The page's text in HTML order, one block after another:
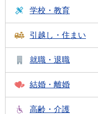
学校・教育
引越し・住まい
就職・退職
結婚・離婚
高齢・介護